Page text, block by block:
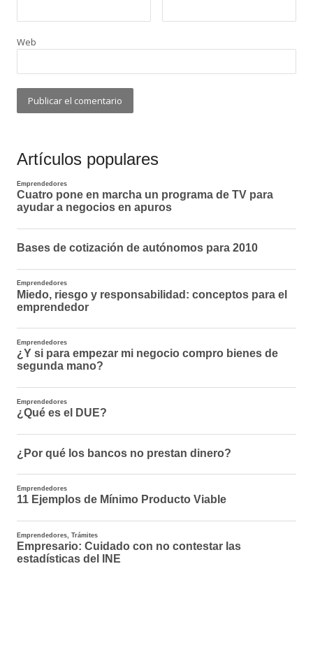
Web
Artículos populares